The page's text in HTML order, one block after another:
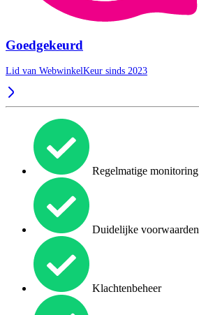
Goedgekeurd
Lid van WebwinkelKeur sinds 2023
Regelmatige monitoring
Duidelijke voorwaarden
Klachtenbeheer